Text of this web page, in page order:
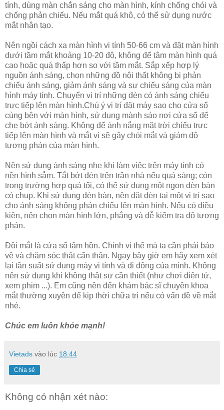
tính, dùng màn chắn sáng cho màn hình, kính chống chói và
chống phản chiếu. Nếu mắt quá khô, có thể sử dụng nước
mắt nhân tạo.
Nên ngồi cách xa màn hình vi tính 50-66 cm và đặt màn hình
dưới tầm mắt khoảng 10-20 độ, không để tâm màn hình quá
cao hoặc quá thấp hơn so với tầm mắt. Sắp xếp hợp lý
nguồn ánh sáng, chọn những đồ nội thất không bị phản
chiếu ánh sáng, giảm ánh sáng và sự chiếu sáng của màn
hình máy tính. Chuyển vị trí những đèn có ánh sáng chiếu
trực tiếp lên màn hình.Chú ý vị trí đặt máy sao cho cửa sổ
cùng bên với màn hình, sử dụng mành sáo nơi cửa sổ để
che bớt ánh sáng. Không để ánh nắng mặt trời chiếu trực
tiếp lên màn hình và mắt vì sẽ gây chói mắt và giảm độ
tương phản của màn hình.
Nên sử dụng ánh sáng nhẹ khi làm việc trên máy tính có
nền hình sẫm. Tắt bớt đèn trên trần nhà nếu quá sáng; còn
trong trường hợp quá tối, có thể sử dụng một ngọn đèn bàn
có chụp. Khi sử dụng đèn bàn, nên đặt đèn tại một vị trí sao
cho ánh sáng không phản chiếu lên màn hình. Nếu có điều
kiện, nên chọn màn hình lớn, phẳng và dễ kiểm tra độ tương
phản.
Đôi mắt là cửa sổ tâm hồn. Chính vì thế mà ta cần phải bảo
vệ và chăm sóc thật cẩn thận. Ngay bây giờ em hãy xem xét
lại tần suất sử dụng máy vi tính và di động của mình. Không
nên sử dụng khi không thật sự cần thiết (như chơi điện tử,
xem phim ...). Em cũng nên đến khám bác sĩ chuyên khoa
mắt thường xuyên để kịp thời chữa trị nếu có vấn đề về mắt
nhé.
Chúc em luôn khỏe mạnh!
Vietads vào lúc 18:44
Chia sẻ
Không có nhận xét nào: